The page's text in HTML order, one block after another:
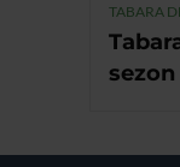
TABARA